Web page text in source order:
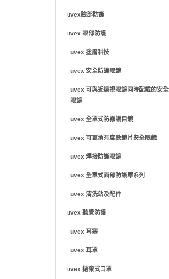
uvex臉部防護
uvex 眼部防護
uvex 塗層科技
uvex 安全防護眼鏡
uvex 可與近遠視眼鏡同時配戴的安全
眼鏡
uvex 全罩式防霧護目鏡
uvex 可更換有度數鏡片安全眼鏡
uvex 焊接防護眼鏡
uvex 全罩式面部防護罩系列
uvex 清洗站及配件
uvex 聽覺防護
uvex 耳塞
uvex 耳罩
uvex 拋棄式口罩